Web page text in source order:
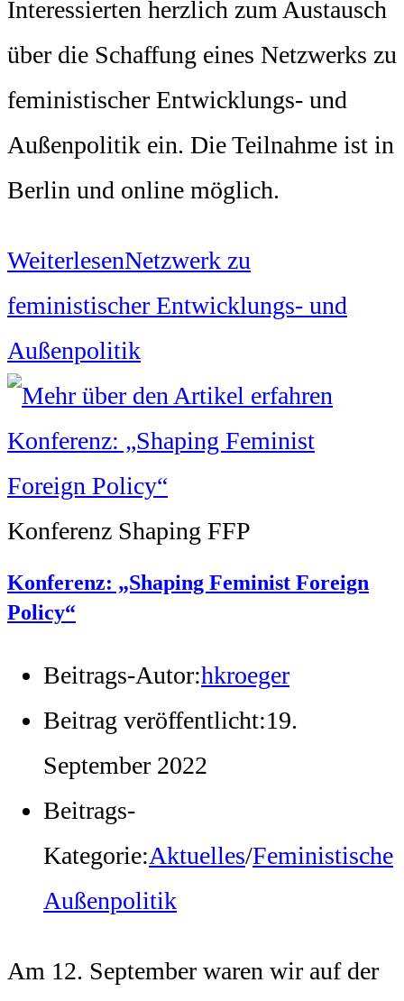
Interessierten herzlich zum Austausch
über die Schaffung eines Netzwerks zu
feministischer Entwicklungs- und
Außenpolitik ein. Die Teilnahme ist in
Berlin und online möglich.
WeiterlesenNetzwerk zu
feministischer Entwicklungs- und
Außenpolitik
Konferenz Shaping FFP
Konferenz: „Shaping Feminist Foreign
Policy“
Beitrags-Autor:hkroeger
Beitrag veröffentlicht:19.
September 2022
Beitrags-
Kategorie:Aktuelles/Feministische
Außenpolitik
Am 12. September waren wir auf der